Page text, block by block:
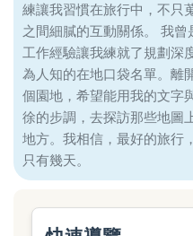
練讓我習慣在旅行中，不只
之間細膩的互動關係。 我
工作經驗讓我練就了規劃深
為人知的在地口袋名單。離
個園地，希望能用我的文字
徐的步調，去探訪那些地圖
地方。我相信，最好的旅行
只有幾天。